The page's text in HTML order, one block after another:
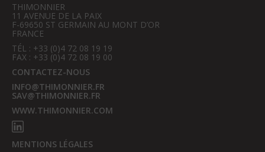
THIMONNIER
11 AVENUE DE LA PAIX
F-69650 ST GERMAIN AU MONT D’OR
FRANCE
TÉL : +33 (0)4 72 08 19 19
FAX : +33 (0)4 72 08 19 00
CONTACTEZ-NOUS
INFO@THIMONNIER.FR
SAV@THIMONNIER.FR
WWW.THIMONNIER.COM
MENTIONS LÉGALES